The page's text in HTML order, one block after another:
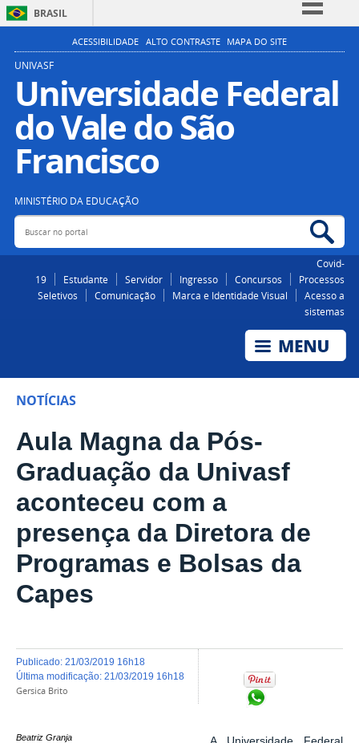
BRASIL
Simplifique!
Participe
Acesso à informação
Legislação
ACESSIBILIDADE ALTO CONTRASTE MAPA DO SITE
UNIVASF
Universidade Federal
do Vale do São
Francisco
MINISTÉRIO DA EDUCAÇÃO
Buscar no portal
Covid-
19
Estudante Servidor Ingresso Concursos
Processos
Seletivos
Comunicação Marca e Identidade Visual
Acesso a
sistemas
NOTÍCIAS
Aula Magna da Pós-
Graduação da Univasf
aconteceu com a
presença da Diretora de
Programas e Bolsas da
Capes
publicado: 21/03/2019 16h18
última modificação: 21/03/2019 16h18
Gersica Brito
Beatriz Granja